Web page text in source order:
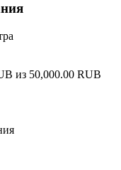
из 50,000.00 RUB